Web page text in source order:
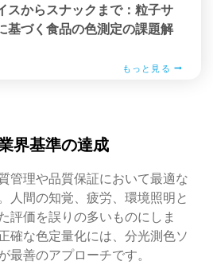
スからスナックまで：粒子サ
基づく食品の色測定の課題解
もっと見る
界基準の達成
管理や品質保証において最適な
人間の知覚、疲労、環境照明と
評価を誤りの多いものにしま
確な色定量化には、分光測色ソ
最善のアプローチです。